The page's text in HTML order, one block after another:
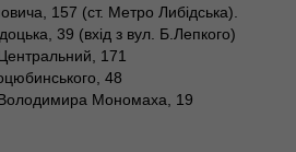
157 (ст. Метро Либідська).
39 (вхід з вул. Б.Лепкого)
171
48
Мономаха, 19